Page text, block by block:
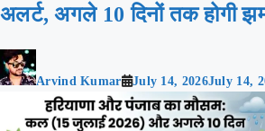
अलर्ट, अगले 10 दिनों तक होगी
Arvind Kumar July 14, 2026July 14,